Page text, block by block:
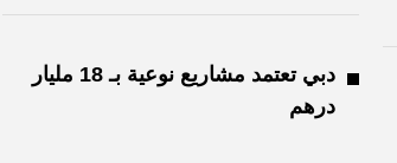
دبي تعتمد مشاريع نوعية بـ 18 مليار
درهم